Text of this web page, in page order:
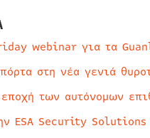
webinar για τα
στη νέα γενιά
των αυτόνομων
ESA Security Solutions